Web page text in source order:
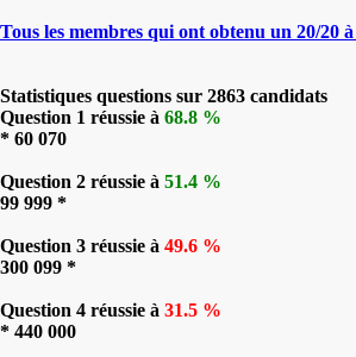
Tous les membres qui ont obtenu un 20/20 à
Statistiques questions sur 2863 candidats
Question 1 réussie à 68.8 %
* 60 070
Question 2 réussie à 51.4 %
99 999 *
Question 3 réussie à 49.6 %
300 099 *
Question 4 réussie à 31.5 %
* 440 000